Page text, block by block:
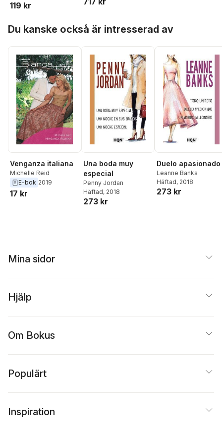
119 kr
Crews
,Dani Wade
Lawrence ,Amanda
Graham,Brenda
Jackson ,Catherine
,Tara Pammi,
Cathy Williams
Du kanske också är intresserad av
Venganza italiana
Michelle Reid
E-bok 2019
17 kr
Una boda muy
especial
Penny Jordan
Häftad, 2018
273 kr
Duelo apasionado
Leanne Banks
Häftad, 2018
273 kr
Mina sidor
Hjälp
Om Bokus
Populärt
Inspiration